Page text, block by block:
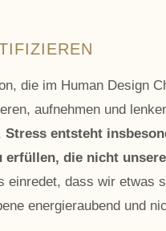
die im Human Design
aufnehmen und
Stress entsteht
erfüllen, die nicht
einredet, dass wir etwas
energieraubend und